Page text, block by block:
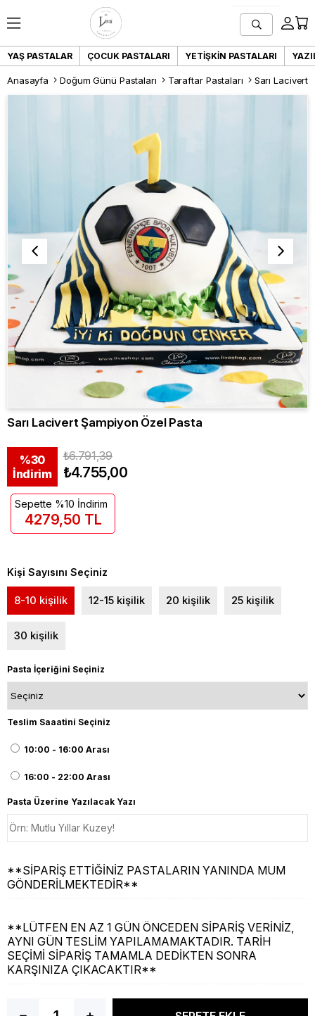
YAŞ PASTALAR ÇOCUK PASTALARI YETIŞKIN PASTALARI
Anasayfa Doğum Günü Pastaları Taraftar Pastaları Sarı Lacivert
Sarı Lacivert Şampiyon Özel Pasta
%30
İndirim
₺6.791,39
₺4.755,00
Kişi Sayısını Seçiniz
8-10 kişilik 12-15 kişilik 20 kişilik 25 kişilik
30 kişilik
Pasta İçeriğini Seçiniz
Teslim Saaatini Seçiniz
10:00 - 16:00 Arası
16:00 - 22:00 Arası
Pasta Üzerine Yazılacak Yazı
**SİPARİŞ ETTİĞİNİZ PASTALARIN YANINDA MUM
GÖNDERİLMEKTEDİR**
**LÜTFEN EN AZ 1 GÜN ÖNCEDEN SİPARİŞ VERİNİZ,
AYNI GÜN TESLİM YAPILAMAMAKTADIR. TARİH
SEÇİMİ SİPARİŞ TAMAMLA DEDİKTEN SONRA
KARŞINIZA ÇIKACAKTIR**
Sepette %10 İndirim
4279,50 TL